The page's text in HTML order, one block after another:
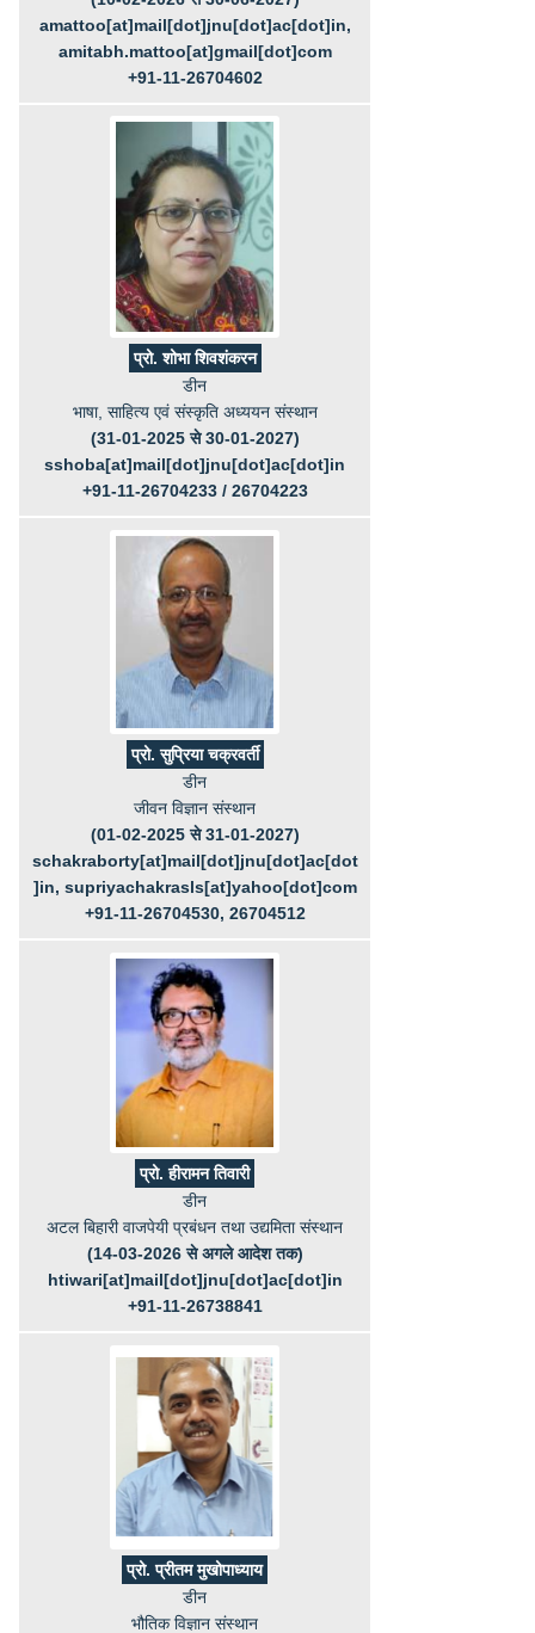
amattoo[at]mail[dot]jnu[dot]ac[dot]in,
amitabh.mattoo[at]gmail[dot]com
+91-11-26704602
प्रो. शोभा शिवशंकरन
डीन
भाषा, साहित्य एवं संस्कृति अध्ययन संस्थान
(31-01-2025 से 30-01-2027)
sshoba[at]mail[dot]jnu[dot]ac[dot]in
+91-11-26704233 / 26704223
प्रो. सुप्रिया चक्रवर्ती
डीन
जीवन विज्ञान संस्थान
(01-02-2025 से 31-01-2027)
schakraborty[at]mail[dot]jnu[dot]ac[dot
]in, supriyachakrasls[at]yahoo[dot]com
+91-11-26704530, 26704512
प्रो. हीरामन तिवारी
डीन
अटल बिहारी वाजपेयी प्रबंधन तथा उद्यमिता संस्थान
(14-03-2026 से अगले आदेश तक)
htiwari[at]mail[dot]jnu[dot]ac[dot]in
+91-11-26738841
प्रो. प्रीतम मुखोपाध्याय
डीन
भौतिक विज्ञान संस्थान